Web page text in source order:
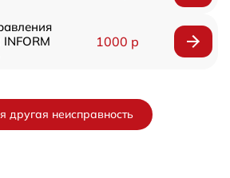
1000 р
другая неисправность